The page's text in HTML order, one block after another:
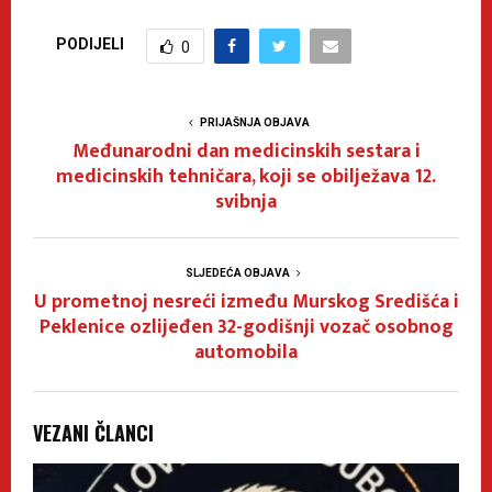
PODIJELI 0
PRIJAŠNJA OBJAVA
Međunarodni dan medicinskih sestara i
medicinskih tehničara, koji se obilježava 12.
svibnja
SLJEDEĆA OBJAVA
U prometnoj nesreći između Murskog Središća i
Peklenice ozlijeđen 32-godišnji vozač osobnog
automobila
VEZANI ČLANCI